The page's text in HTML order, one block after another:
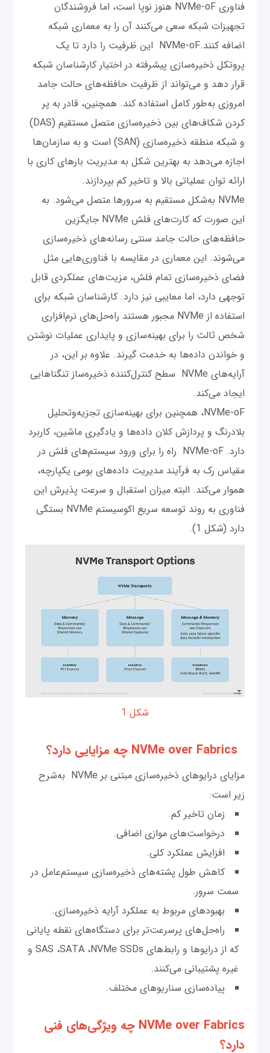
فناوری NVMe-oF هنوز نوپا است، اما فروشندگان
تجهیزات شبکه سعی می‌کنند آن را به معماری شبکه
اضافه کنند.NVMe-oF این ظرفیت را دارد تا یک
پروتکل ذخیره‌سازی پیشرفته در اختیار کارشناسان شبکه
قرار دهد و می‌تواند از ظرفیت حافظه‌های حالت جامد
امروزی به‌طور کامل استفاده کند. همچنین، قادر به پر
کردن شکاف‌های بین ذخیره‌سازی متصل مستقیم (DAS)
و شبکه منطقه ذخیره‌سازی (SAN) است و به سازمان‌ها
اجازه می‌دهد به بهترین شکل به مدیریت بارهای کاری با
ارائه توان عملیاتی بالا و تاخیر کم بپردازند.
NVMe به‌شکل مستقیم به سرورها متصل می‌شود. به
این صورت که کارت‌های فلش NVMe جایگزین
حافظه‌های حالت جامد سنتی رسانه‌های ذخیره‌سازی
می‌شوند. این معماری در مقایسه با فناوری‌هایی مثل
فضای ذخیره‌سازی تمام فلش، مزیت‌های عملکردی قابل
توجهی دارد، اما معایبی نیز دارد. کارشناسان شبکه برای
استفاده از NVMe مجبور هستند راه‌حل‌های نرم‌افزاری
شخص ثالث را برای بهینه‌سازی و پایداری عملیات نوشتن
و خواندن داده‌ها به خدمت گیرند. علاوه بر این، در
آرایه‌های NVMe سطح کنترل‌کننده ذخیره‌ساز تنگناهایی
ایجاد می‌کند.
NVMe-oF، همچنین برای بهینه‌سازی تجزیه‌و‌تحلیل
بلادرنگ و پردازش کلان داده‌ها و یادگیری ماشین، کاربرد
دارد. NVMe-oF راه را برای ورود سیستم‌های فلش در
مقیاس رک به فرآیند مدیریت داده‌های بومی یکپارچه،
هموار می‌کند. البته میزان استقبال و سرعت پذیرش این
فناوری به روند توسعه سریع اکوسیستم NVMe بستگی
دارد (شکل 1).
شکل 1
مزایای درایوهای ذخیره‌سازی مبتنی بر NVMe به‌شرح
زیر است:
زمان تاخیر کم.
درخواست‌های موازی اضافی.
افزایش عملکرد کلی.
کاهش طول پشته‌های ذخیره‌سازی سیستم‌عامل در
سمت سرور.
بهبودهای مربوط به عملکرد آرایه ذخیره‌سازی.
راه‌حل‌های پرسرعت‌تر برای دستگاه‌های نقطه پایانی
که از درایوها و رابط‌های SAS ،SATA ،NVMe SSDs و
غیره پشتیبانی می‌کنند.
پیاده‌سازی سناریوهای مختلف.
NVMe over Fabrics چه ویژگی‌های فنی
دارد؟